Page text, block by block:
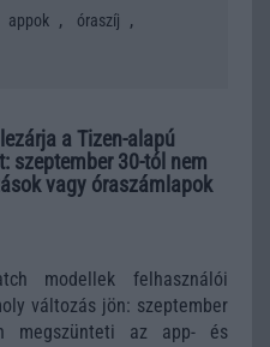
appok , óraszíj ,
a Tizen-alapú
szeptember 30-tól nem
vagy óraszámlapok
modellek felhasználói
változás jön: szeptember
megszünteti az app- és